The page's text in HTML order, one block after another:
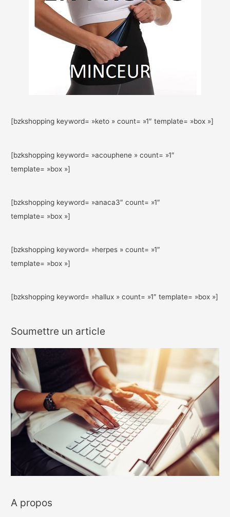
[bzkshopping keyword= »keto » count= »1″ template= »box »]
[bzkshopping keyword= »acouphene » count= »1″
template= »box »]
[bzkshopping keyword= »anaca3″ count= »1″
template= »box »]
[bzkshopping keyword= »herpes » count= »1″
template= »box »]
[bzkshopping keyword= »hallux » count= »1″ template= »box »]
Soumettre un article
A propos